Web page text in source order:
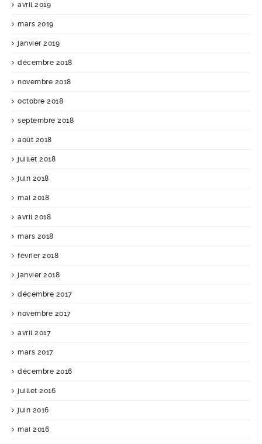
avril 2019
mars 2019
janvier 2019
décembre 2018
novembre 2018
octobre 2018
septembre 2018
août 2018
juillet 2018
juin 2018
mai 2018
avril 2018
mars 2018
février 2018
janvier 2018
décembre 2017
novembre 2017
avril 2017
mars 2017
décembre 2016
juillet 2016
juin 2016
mai 2016